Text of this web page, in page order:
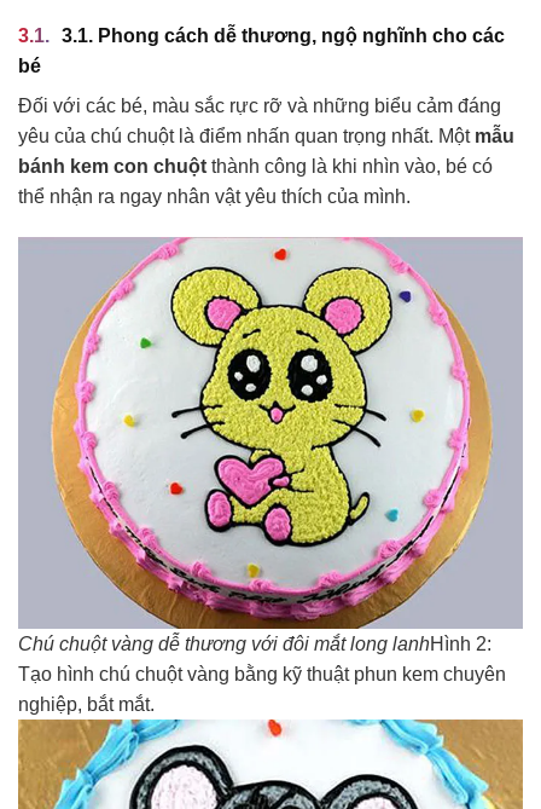
3.1. Phong cách dễ thương, ngộ nghĩnh cho các
bé
Đối với các bé, màu sắc rực rỡ và những biểu cảm đáng
yêu của chú chuột là điểm nhấn quan trọng nhất. Một mẫu
bánh kem con chuột thành công là khi nhìn vào, bé có
thể nhận ra ngay nhân vật yêu thích của mình.
Chú chuột vàng dễ thương với đôi mắt long lanhHình 2:
Tạo hình chú chuột vàng bằng kỹ thuật phun kem chuyên
nghiệp, bắt mắt.